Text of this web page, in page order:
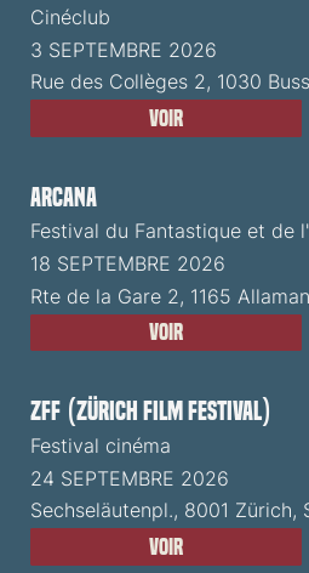
Cinéclub
3 SEPTEMBRE 2026
Rue des Collèges 2, 1030
Voir
ARCANA
Festival du Fantastique et de
18 SEPTEMBRE 2026
Rte de la Gare 2, 1165
Voir
ZFF (Zürich Film Festival)
Festival cinéma
24 SEPTEMBRE 2026
Sechseläutenpl., 8001 Zürich,
Voir